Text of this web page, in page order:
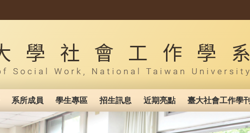
系所成員 學生專區 招生訊息 近期亮點 臺大社會工作學刊